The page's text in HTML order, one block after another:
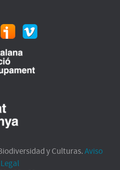
y Culturas.Aviso
Legal